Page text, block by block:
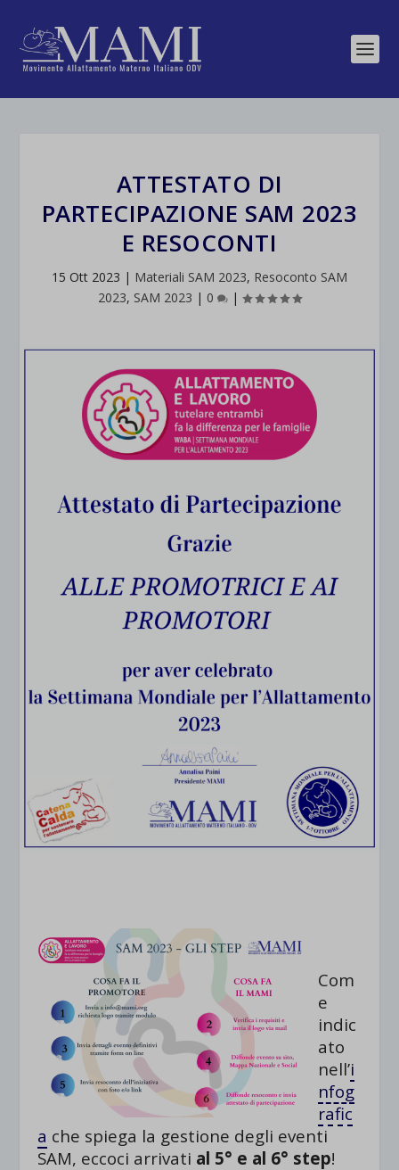
ATTESTATO DI
PARTECIPAZIONE SAM 2023
E RESOCONTI
15 Ott 2023 | Materiali SAM 2023, Resoconto SAM
2023, SAM 2023 | 0 |
Com
e
indic
ato
nell’i
nfog
rafic
a che spiega la gestione degli eventi
SAM, eccoci arrivati al 5° e al 6° step!